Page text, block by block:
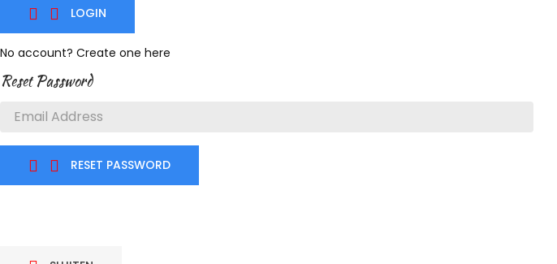
  LOGIN
No account? Create one here
Reset Password
  RESET PASSWORD